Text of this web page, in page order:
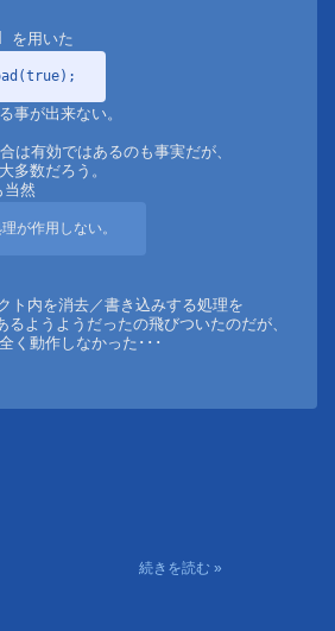
が出来ない。
は有効ではあるのも事実だが、
数だろう。
作用しない。
内を消去／書き込みする処理を
ようようだったの飛びついたのだが、
く動作しなかった･･･
続きを読む »